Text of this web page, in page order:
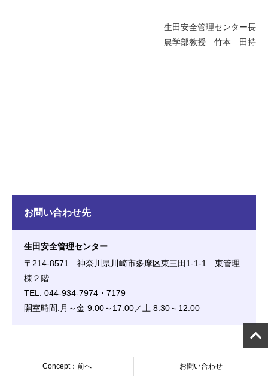
生田安全管理センター長
農学部教授 竹本 田持
お問い合わせ先
生田安全管理センター
〒214-8571 神奈川県川崎市多摩区東三田1-1-1 東管理
棟２階
TEL: 044-934-7974・7179
開室時間:月～金 9:00～17:00／土 8:30～12:00
Concept：前へ お問い合わせ